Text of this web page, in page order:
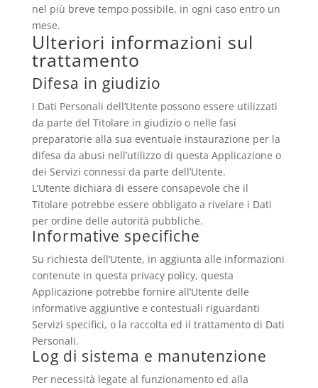
nel più breve tempo possibile, in ogni caso entro un
mese.
Ulteriori informazioni sul
trattamento
Difesa in giudizio
I Dati Personali dell’Utente possono essere utilizzati
da parte del Titolare in giudizio o nelle fasi
preparatorie alla sua eventuale instaurazione per la
difesa da abusi nell’utilizzo di questa Applicazione o
dei Servizi connessi da parte dell’Utente.
L’Utente dichiara di essere consapevole che il
Titolare potrebbe essere obbligato a rivelare i Dati
per ordine delle autorità pubbliche.
Informative specifiche
Su richiesta dell’Utente, in aggiunta alle informazioni
contenute in questa privacy policy, questa
Applicazione potrebbe fornire all’Utente delle
informative aggiuntive e contestuali riguardanti
Servizi specifici, o la raccolta ed il trattamento di Dati
Personali.
Log di sistema e manutenzione
Per necessità legate al funzionamento ed alla